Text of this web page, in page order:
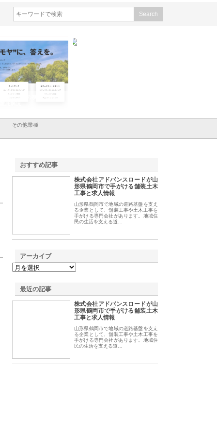
会社ＣＳＡの事業内容と強
その他業種
おすすめ記事
株式会社アドバンスロードが山
形県鶴岡市で手がける舗装土木
工事と求人情報
山形県鶴岡市で地域の道路基盤を支え
る企業として、舗装工事や土木工事を
手がける専門会社があります。地域住
民の生活を支える道…
アーカイブ
最近の記事
株式会社アドバンスロードが山
形県鶴岡市で手がける舗装土木
工事と求人情報
山形県鶴岡市で地域の道路基盤を支え
る企業として、舗装工事や土木工事を
手がける専門会社があります。地域住
民の生活を支える道…